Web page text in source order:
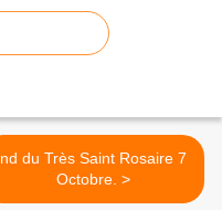
nd du Très Saint Rosaire 7
Octobre. >